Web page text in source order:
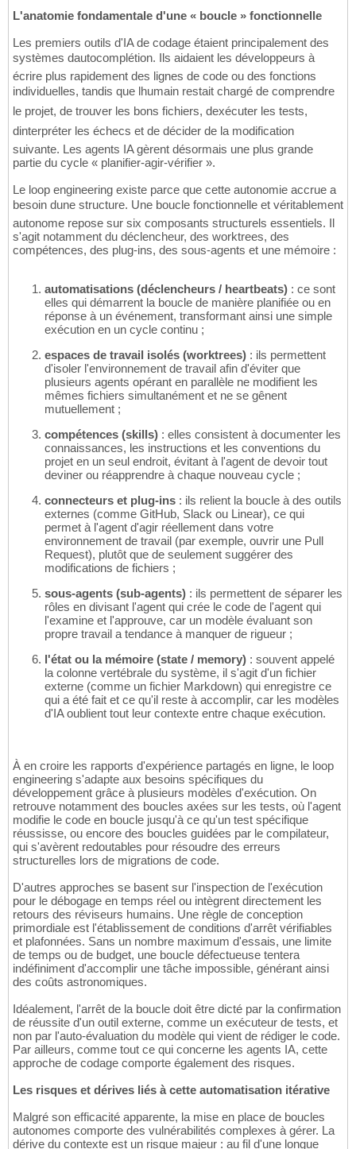
L'anatomie fondamentale d'une « boucle » fonctionnelle
Les premiers outils d'IA de codage étaient principalement des
systèmes dautocomplétion. Ils aidaient les développeurs à
écrire plus rapidement des lignes de code ou des fonctions
individuelles, tandis que lhumain restait chargé de comprendre
le projet, de trouver les bons fichiers, dexécuter les tests,
dinterpréter les échecs et de décider de la modification
suivante. Les agents IA gèrent désormais une plus grande
partie du cycle « planifier-agir-vérifier ».
Le loop engineering existe parce que cette autonomie accrue a
besoin dune structure. Une boucle fonctionnelle et véritablement
autonome repose sur six composants structurels essentiels. Il
s'agit notamment du déclencheur, des worktrees, des
compétences, des plug-ins, des sous-agents et une mémoire :
automatisations (déclencheurs / heartbeats) : ce sont
elles qui démarrent la boucle de manière planifiée ou en
réponse à un événement, transformant ainsi une simple
exécution en un cycle continu ;
espaces de travail isolés (worktrees) : ils permettent
d'isoler l'environnement de travail afin d'éviter que
plusieurs agents opérant en parallèle ne modifient les
mêmes fichiers simultanément et ne se gênent
mutuellement ;
compétences (skills) : elles consistent à documenter les
connaissances, les instructions et les conventions du
projet en un seul endroit, évitant à l'agent de devoir tout
deviner ou réapprendre à chaque nouveau cycle ;
connecteurs et plug-ins : ils relient la boucle à des outils
externes (comme GitHub, Slack ou Linear), ce qui
permet à l'agent d'agir réellement dans votre
environnement de travail (par exemple, ouvrir une Pull
Request), plutôt que de seulement suggérer des
modifications de fichiers ;
sous-agents (sub-agents) : ils permettent de séparer les
rôles en divisant l'agent qui crée le code de l'agent qui
l'examine et l'approuve, car un modèle évaluant son
propre travail a tendance à manquer de rigueur ;
l'état ou la mémoire (state / memory) : souvent appelé
la colonne vertébrale du système, il s'agit d'un fichier
externe (comme un fichier Markdown) qui enregistre ce
qui a été fait et ce qu'il reste à accomplir, car les modèles
d'IA oublient tout leur contexte entre chaque exécution.
À en croire les rapports d'expérience partagés en ligne, le loop
engineering s'adapte aux besoins spécifiques du
développement grâce à plusieurs modèles d'exécution. On
retrouve notamment des boucles axées sur les tests, où l'agent
modifie le code en boucle jusqu'à ce qu'un test spécifique
réussisse, ou encore des boucles guidées par le compilateur,
qui s'avèrent redoutables pour résoudre des erreurs
structurelles lors de migrations de code.
D'autres approches se basent sur l'inspection de l'exécution
pour le débogage en temps réel ou intègrent directement les
retours des réviseurs humains. Une règle de conception
primordiale est l'établissement de conditions d'arrêt vérifiables
et plafonnées. Sans un nombre maximum d'essais, une limite
de temps ou de budget, une boucle défectueuse tentera
indéfiniment d'accomplir une tâche impossible, générant ainsi
des coûts astronomiques.
Idéalement, l'arrêt de la boucle doit être dicté par la confirmation
de réussite d'un outil externe, comme un exécuteur de tests, et
non par l'auto-évaluation du modèle qui vient de rédiger le code.
Par ailleurs, comme tout ce qui concerne les agents IA, cette
approche de codage comporte également des risques.
Les risques et dérives liés à cette automatisation itérative
Malgré son efficacité apparente, la mise en place de boucles
autonomes comporte des vulnérabilités complexes à gérer. La
dérive du contexte est un risque majeur : au fil d'une longue